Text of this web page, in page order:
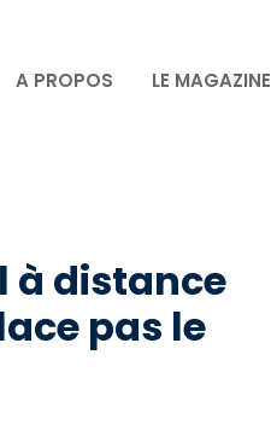
A PROPOS LE MAGAZINE
à distance
pas le